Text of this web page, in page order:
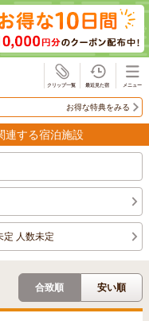
お得な特典をみる
連する宿泊施設
定 人数未定
合致順 安い順